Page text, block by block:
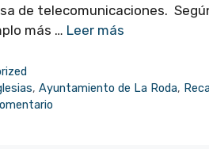
de telecomunicaciones.
más … Leer más
,Ayuntamiento de La Roda,